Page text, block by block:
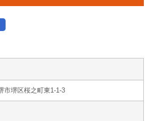
市堺区桜之町東1-1-3